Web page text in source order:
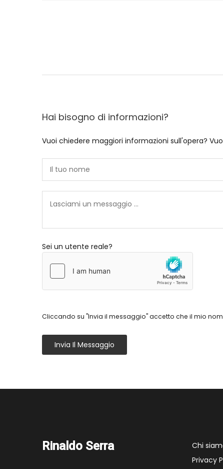
Hai bisogno di informazioni?
Vuoi chiedere maggiori informazioni sull'opera?
Sei un utente reale?
Cliccando su "Invia il messaggio" accetto che il mio
Invia Il Messaggio
Rinaldo Serra
Chi
Privacy